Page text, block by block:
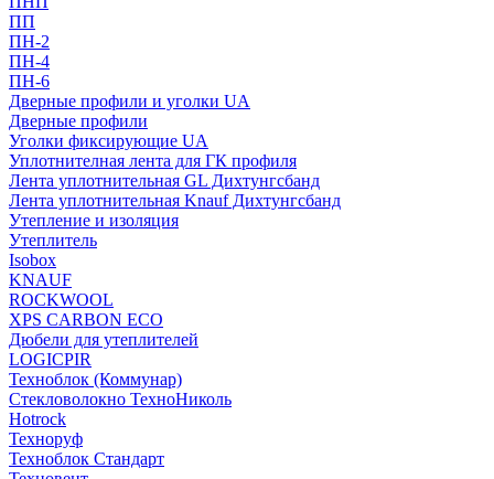
ПП
ПН-2
ПН-4
ПН-6
Дверные профили и уголки UA
Дверные профили
Уголки фиксирующие UA
Уплотнителная лента для ГК профиля
Лента уплотнительная GL Дихтунгсбанд
Лента уплотнительная Knauf Дихтунгсбанд
Утепление и изоляция
Утеплитель
Isobox
KNAUF
ROCKWOOL
XPS CARBON ECO
Дюбели для утеплителей
LOGICPIR
Техноблок (Коммунар)
Стекловолокно ТехноНиколь
Hotrock
Технoруф
Техноблок Стандарт